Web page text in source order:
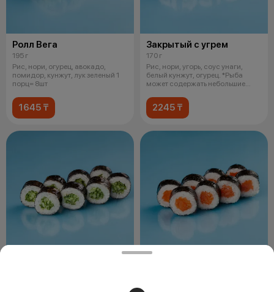
Ролл Вега
195 г
Рис, нори, огурец, авокадо,
помидор, кунжут, лук зеленый 1
порц= 8шт
1645 ₸
Закрытый с угрем
170 г
Рис, нори, угорь, соус унаги,
белый кунжут, огурец. *Рыба
может содержать небольшие
2245 ₸